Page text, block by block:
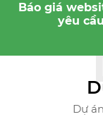
Ký hợp đồng
Dự